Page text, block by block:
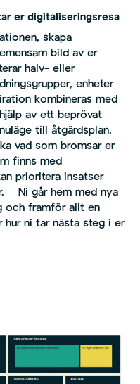
er digitaliseringsresa
skapa
bild av er
halv- eller
enheter
kombineras med
av ett beprövat
till åtgärdsplan.
vad som bromsar er
finns med
prioritera insatser
Ni går hem med nya
och framför allt en
ni tar nästa steg i er